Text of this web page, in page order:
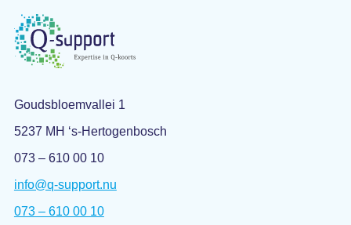
Goudsbloemvallei 1
5237 MH ‘s-Hertogenbosch
073 – 610 00 10
info@q-support.nu
073 – 610 00 10